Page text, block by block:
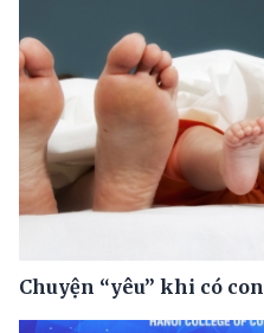
Chuyện “yêu” khi có